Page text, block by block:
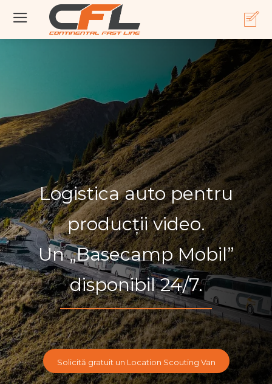
Logistica auto pentru
producții video.
Un „Basecamp Mobil”
disponibil 24/7.
Solicită gratuit un Location Scouting Van